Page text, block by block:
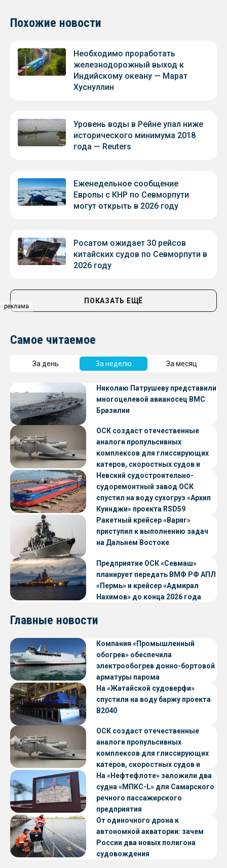
реклама
Похожие новости
Необходимо проработать
железнодорожный выход к
Индийскому океану — Марат
Хуснуллин
Уровень воды в Рейне упал ниже
исторического минимума 2018
года — Reuters
Еженедельное сообщение
Европы с КНР по Севморпути
могут открыть в 2026 году
Росатом ожидает 30 рейсов
китайских судов по Севморпути в
2026 году
ПОКАЗАТЬ ЕЩЁ
Самое читаемое
За день За неделю За месяц
Николаю Патрушеву представили
многоцелевой авианосец ВМС
Бразилии
ОСК создаст отечественные
аналоги пропульсивных
комплексов для глиссирующих
катеров, скоростных судов и
судов с малой осадкой
Невский судостроительно-
судоремонтный завод ОСК
спустил на воду сухогруз «Архип
Куинджи» проекта RSD59
Ракетный крейсер «Варяг»
приступил к выполнению задач
на Дальнем Востоке
Предприятие ОСК «Севмаш»
планирует передать ВМФ РФ АПЛ
«Пермь» и крейсер «Адмирал
Нахимов» до конца 2026 года
Главные новости
Компания «Промышленный
обогрев» обеспечила
электрообогрев донно-бортовой
арматуры парома
«Петропавловск» проекта CNF22
На «Жатайской судоверфи»
спустили на воду баржу проекта
В2040
ОСК создаст отечественные
аналоги пропульсивных
комплексов для глиссирующих
катеров, скоростных судов и
судов с малой осадкой
На «Нефтефлоте» заложили два
судна «МПКС-L» для Самарского
речного пассажирского
предприятия
От одиночного дрона к
автономной акватории: зачем
России два новых полигона
судовождения